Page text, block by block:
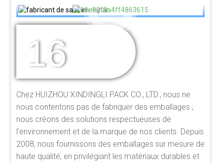
16
Chez HUIZHOU XINDINGLI PACK CO., LTD., nous ne
nous contentons pas de fabriquer des emballages ;
nous créons des solutions respectueuses de
l’environnement et de la marque de nos clients. Depuis
2008, nous fournissons des emballages sur mesure de
haute qualité, en privilégiant les matériaux durables et